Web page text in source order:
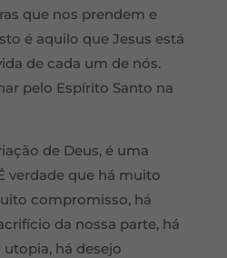
que nos prendem e
é aquilo que Jesus está
de cada um de nós.
pelo Espírito Santo na
de Deus, é uma
verdade que há muito
compromisso, há
da nossa parte, há
utopia, há desejo